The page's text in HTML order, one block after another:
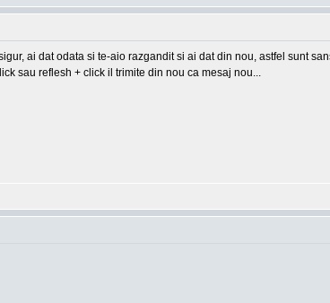
ai dat odata si te-aio razgandit si ai dat din nou, astfel sunt
sau reflesh + click il trimite din nou ca mesaj nou...